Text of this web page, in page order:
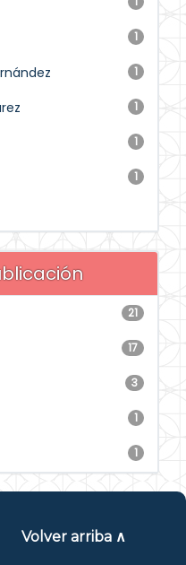
1
1
1
1
1
21
17
3
1
1
Volver arriba ∧